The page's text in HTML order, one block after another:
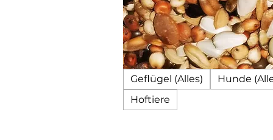
Geflügel (Alles) Hunde
Hoftiere